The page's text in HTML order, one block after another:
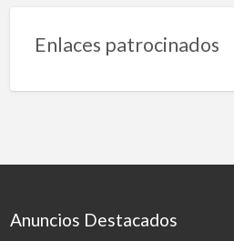
Enlaces patrocinados
Anuncios Destacados